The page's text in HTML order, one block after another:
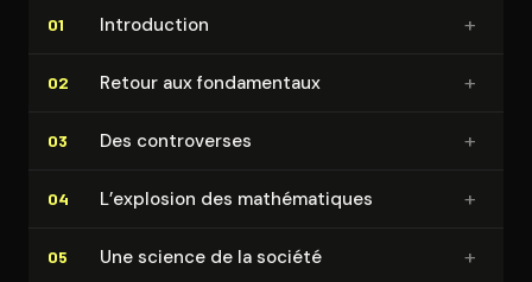
01 In­tro­duc­tion +
02 Retour aux fon­da­men­taux +
03 Des contro­verses +
04 L’explosion des ma­thé­ma­tiques +
05 Une science de la société +